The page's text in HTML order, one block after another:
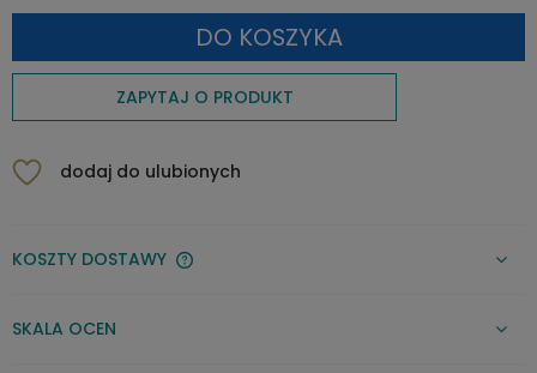
niż 30
pojawił
DO KOSZYKA
ZAPYTAJ O PRODUKT
dodaj do ulubionych
KOSZTY DOSTAWY
CENA NIE ZAWIERA EWENTUALNYCH KOSZTÓW PŁATNOŚCI
SKALA OCEN